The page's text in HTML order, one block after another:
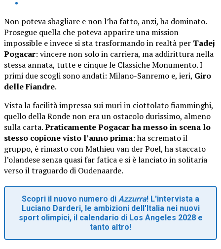
Non poteva sbagliare e non l’ha fatto, anzi, ha dominato.
Prosegue quella che poteva apparire una mission
impossible e invece si sta trasformando in realtà per Tadej
Pogacar: vincere non solo in carriera, ma addirittura nella
stessa annata, tutte e cinque le Classiche Monumento. I
primi due scogli sono andati: Milano-Sanremo e, ieri, Giro
delle Fiandre.
Vista la facilità impressa sui muri in ciottolato fiamminghi,
quello della Ronde non era un ostacolo durissimo, almeno
sulla carta.Praticamente Pogacar ha messo in scena lo
stesso copione visto l’anno prima: ha scremato il
gruppo, è rimasto con Mathieu van der Poel, ha staccato
l’olandese senza quasi far fatica e si è lanciato in solitaria
verso il traguardo di Oudenaarde.
Scopri il nuovo numero di Azzurra! L'intervista a
Luciano Darderi, le ambizioni dell'Italia nei nuovi
sport olimpici, il calendario di Los Angeles 2028 e
tanto altro!